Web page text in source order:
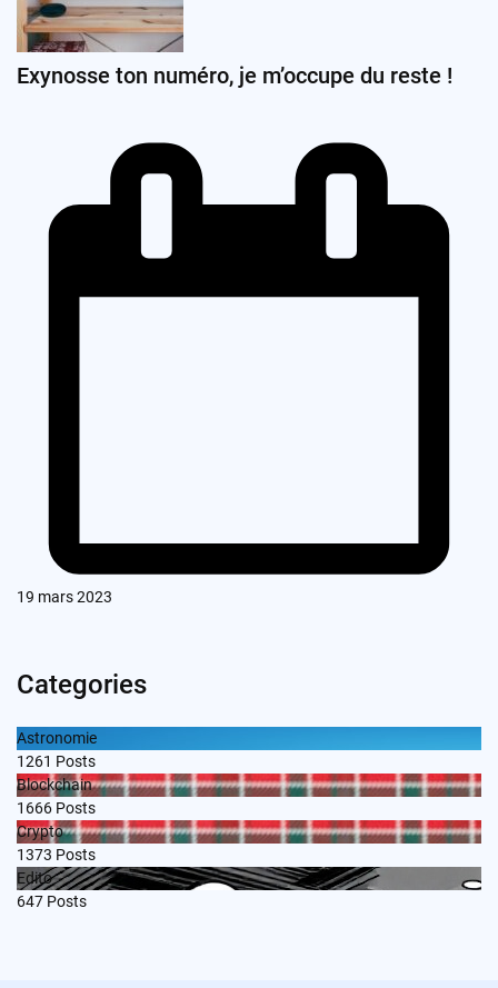
Exynosse ton numéro, je m’occupe du reste !
19 mars 2023
Categories
Astronomie
1261 Posts
Blockchain
1666 Posts
Crypto
1373 Posts
Edito
647 Posts